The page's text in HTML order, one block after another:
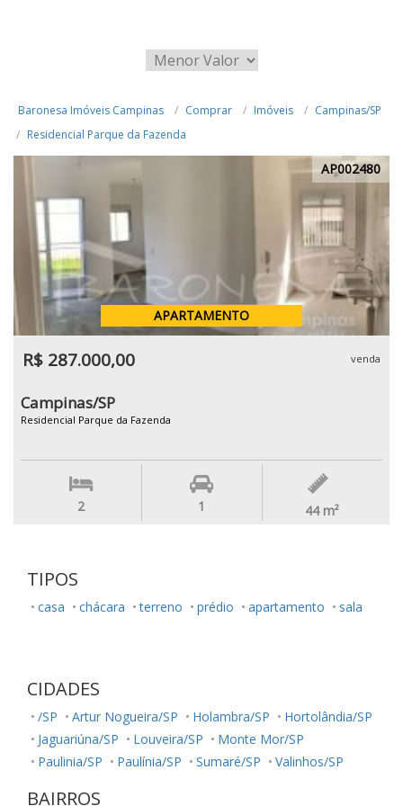
Baronesa Imóveis Campinas Comprar Imóveis
Campinas/SP
Residencial Parque da Fazenda
AP002480
APARTAMENTO
R$ 287.000,00 venda
Campinas/SP
Residencial Parque da Fazenda
2 1 44 m²
TIPOS
casa chácara terreno prédio apartamento sala
CIDADES
/SP Artur Nogueira/SP Holambra/SP
Hortolândia/SP
Jaguariúna/SP
Louveira/SP
Monte Mor/SP
Paulinia/SP
Paulínia/SP Sumaré/SP Valinhos/SP
BAIRROS